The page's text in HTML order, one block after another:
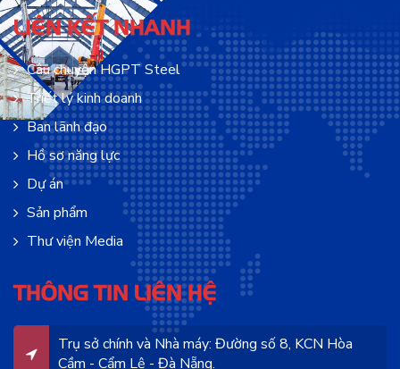
LIÊN KẾT NHANH
Câu chuyện HGPT Steel
Triết lý kinh doanh
Ban lãnh đạo
Hồ sơ năng lực
Dự án
Sản phẩm
Thư viện Media
THÔNG TIN LIÊN HỆ
Trụ sở chính và Nhà máy: Đường số 8, KCN Hòa
Cầm - Cẩm Lệ - Đà Nẵng.